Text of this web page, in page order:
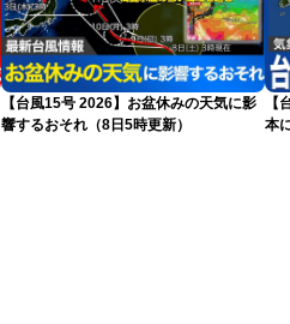
【台風15号 2026】お盆休みの天気に影
響するおそれ（8日5時更新）
【
本